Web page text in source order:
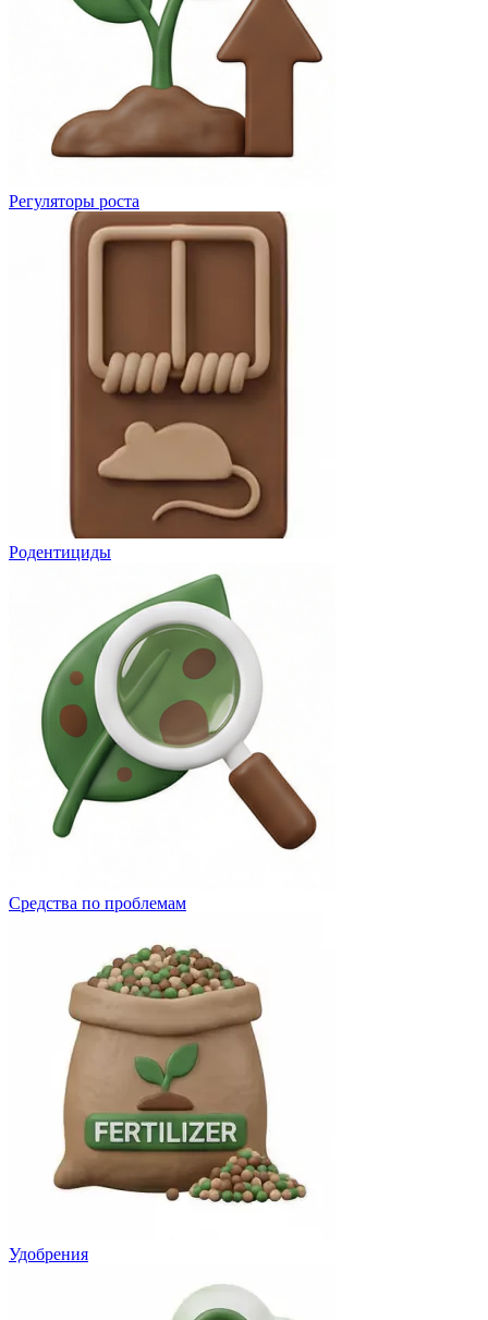
Регуляторы роста
Родентициды
Средства по проблемам
Удобрения